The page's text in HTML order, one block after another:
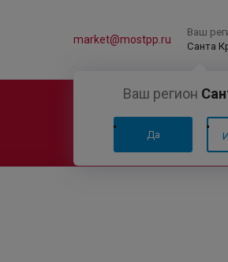
Ваш
Санта
Ваш регион
Да
market@mostpp.ru